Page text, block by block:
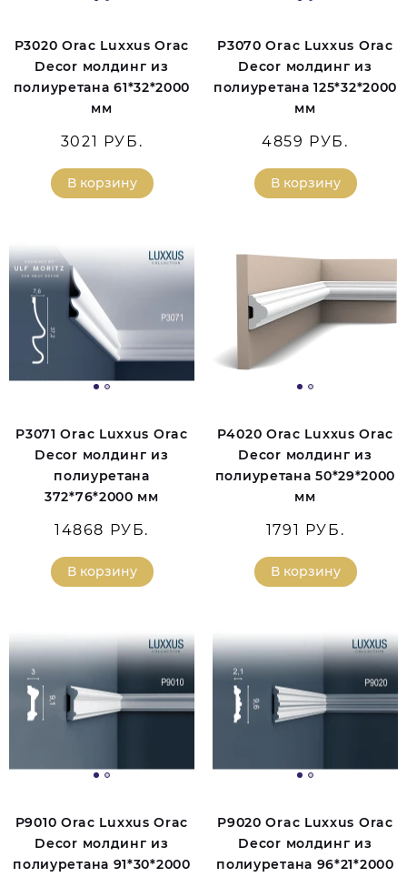
P3020 Orac Luxxus Orac
Decor молдинг из
полиуретана 61*32*2000
мм
3021 РУБ.
В корзину
P3070 Orac Luxxus Orac
Decor молдинг из
полиуретана 125*32*2000
мм
4859 РУБ.
В корзину
P3071 Orac Luxxus Orac
Decor молдинг из
полиуретана
372*76*2000 мм
14868 РУБ.
В корзину
P4020 Orac Luxxus Orac
Decor молдинг из
полиуретана 50*29*2000
мм
1791 РУБ.
В корзину
P9010 Orac Luxxus Orac
Decor молдинг из
полиуретана 91*30*2000
P9020 Orac Luxxus Orac
Decor молдинг из
полиуретана 96*21*2000